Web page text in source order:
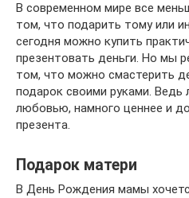
В современном мире все
том, что подарить тому или
сегодня можно купить
презентовать деньги. Но мы
том, что можно смастерить
подарок своими руками.
любовью, намного ценнее и
презента.
Подарок матери
В День Рождения мамы